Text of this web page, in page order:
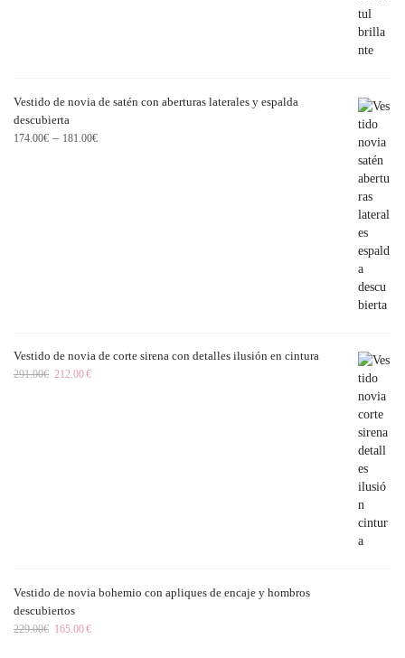
Vestido de novia de satén con aberturas laterales y espalda
descubierta
174.00€ – 181.00€
Vestido de novia de corte sirena con detalles ilusión en cintura
291.00€ 212.00€
Vestido de novia bohemio con apliques de encaje y hombros
descubiertos
229.00€ 165.00€